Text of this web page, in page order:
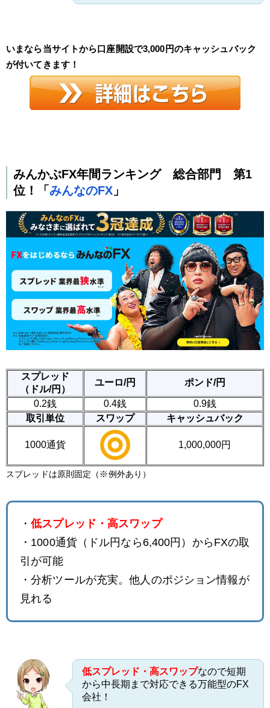
いまなら当サイトから口座開設で3,000円のキャッシュバック
が付いてきます！
みんかぶFX年間ランキング 総合部門 第1
位！「みんなのFX 」
スプレッド
（ドル/円）
ユーロ/円 ポンド/円
0.2銭 0.4銭
0.9銭
取引単位
スワップ キャッシュバック
1000通貨 1,000,000円
スプレッドは原則固定（※例外あり）
・低スプレッド・高スワップ
・1000通貨（ドル円なら6,400円）からFXの取
引が可能
・分析ツールが充実。他人のポジション情報が
見れる
低スプレッド・高スワップなので短期
から中長期まで対応できる万能型のFX
会社！